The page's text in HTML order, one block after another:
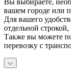
вашем городе или
Для вашего
отдельной строкой,
Также вы можете
перевозку с